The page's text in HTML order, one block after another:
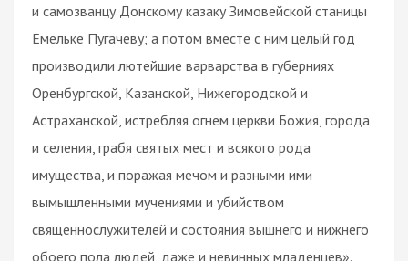
и самозванцу Донскому казаку Зимовейской станицы
Емельке Пугачеву; а потом вместе с ним целый год
производили лютейшие варварства в губерниях
Оренбургской, Казанской, Нижегородской и
Астраханской, истребляя огнем церкви Божия, города
и селения, грабя святых мест и всякого рода
имущества, и поражая мечом и разными ими
вымышленными мучениями и убийством
священнослужителей и состояния вышнего и нижнего
обоего пола людей, даже и невинных младенцев».